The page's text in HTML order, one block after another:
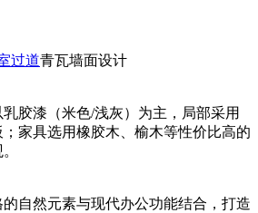
过道青瓦墙面设计
胶漆（米色/浅灰）为主，局部采用
家具选用橡胶木、榆木等性价比高的
自然元素与现代办公功能结合，打造